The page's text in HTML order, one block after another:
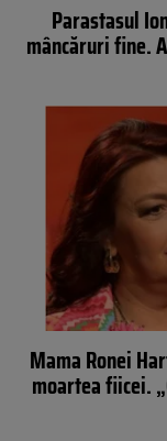
Parastasul
mâncăruri fine.
Mama Ronei
moartea fiicei.